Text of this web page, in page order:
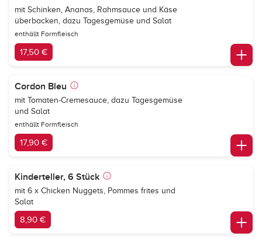
mit Schinken, Ananas, Rahmsauce und Käse
überbacken, dazu Tagesgemüse und Salat
enthällt Formfleisch
17,50 €
Cordon Bleu
mit Tomaten-Cremesauce, dazu Tagesgemüse
und Salat
enthällt Formfleisch
17,90 €
Kinderteller, 6 Stück
mit 6 x Chicken Nuggets, Pommes frites und
Salat
8,90 €